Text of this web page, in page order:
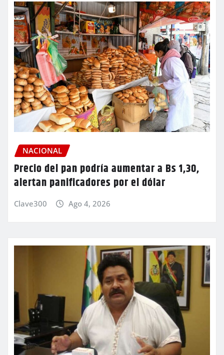
NACIONAL
Precio del pan podría aumentar a Bs 1,30,
alertan panificadores por el dólar
Clave300 Ago 4, 2026